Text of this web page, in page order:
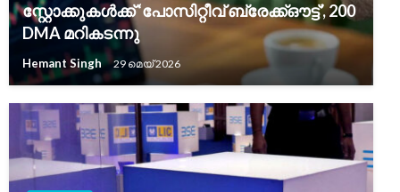
സ്റ്റോക്കുകൾക്ക് ‘പോസിറ്റീവ് ബ്രേക്ക്ഔട്ട്’, 200
DMA മറികടന്നു
Hemant Singh 29 മെയ്‌ 2026